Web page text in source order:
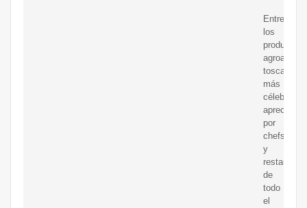
Entre
los
productos
toscanos
más
célebres,
apreciados
por
chefs
y
de
todo
el